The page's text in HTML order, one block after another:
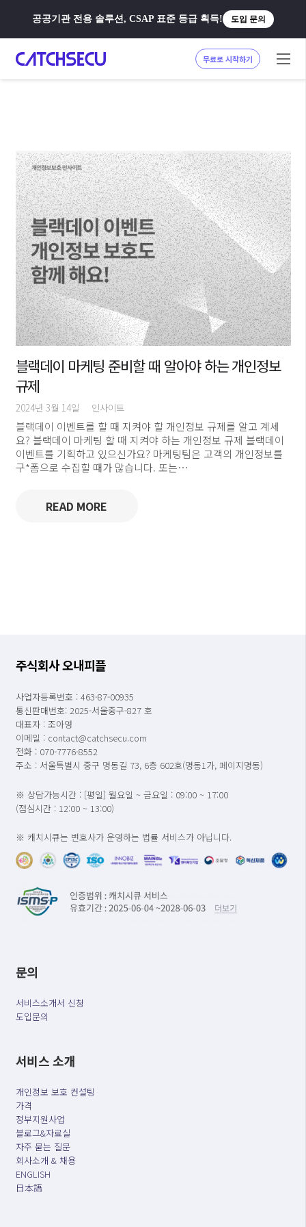
공공기관 전용 솔루션, CSAP 표준 등급 획득! 도입 문의
무료로 시작하기
블랙데이 마케팅 준비할 때 알아야 하는 개인정보
규제
2024년 3월 14일 인사이트
블랙데이 이벤트를 할 때 지켜야 할 개인정보 규제를 알고 계세
요? 블랙데이 마케팅 할 때 지켜야 하는 개인정보 규제 블랙데이
이벤트를 기획하고 있으신가요? 마케팅팀은 고객의 개인정보를
구*폼으로 수집할 때가 많습니다. 또는…
READ MORE
주식회사 오내피플
사업자등록번호 : 463-87-00935
통신판매번호: 2025-서울중구-827 호
대표자 : 조아영
이메일 : contact@catchsecu.com
전화 : 070-7776-8552
주소 : 서울특별시 중구 명동길 73, 6층 602호(명동1가, 페이지명동)
※ 상담가능시간 : [평일] 월요일 ~ 금요일 : 09:00 ~ 17:00
(점심시간 : 12:00 ~ 13:00)
※ 캐치시큐는 변호사가 운영하는 법률 서비스가 아닙니다.
문의
서비스소개서 신청
도입문의
서비스 소개
개인정보 보호 컨설팅
가격
정부지원사업
블로그&자료실
자주 묻는 질문
회사소개 & 채용
ENGLISH
日本語